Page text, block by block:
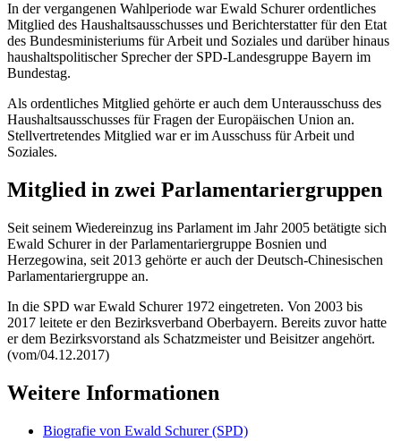
In der vergangenen Wahlperiode war Ewald Schurer ordentliches
Mitglied des Haushaltsausschusses und Berichterstatter für den Etat
des Bundesministeriums für Arbeit und Soziales und darüber hinaus
haushaltspolitischer Sprecher der SPD-Landesgruppe Bayern im
Bundestag.
Als ordentliches Mitglied gehörte er auch dem Unterausschuss des
Haushaltsausschusses für Fragen der Europäischen Union an.
Stellvertretendes Mitglied war er im Ausschuss für Arbeit und
Soziales.
Mitglied in zwei Parlamentariergruppen
Seit seinem Wiedereinzug ins Parlament im Jahr 2005 betätigte sich
Ewald Schurer in der Parlamentariergruppe Bosnien und
Herzegowina, seit 2013 gehörte er auch der Deutsch-Chinesischen
Parlamentariergruppe an.
In die SPD war Ewald Schurer 1972 eingetreten. Von 2003 bis
2017 leitete er den Bezirksverband Oberbayern. Bereits zuvor hatte
er dem Bezirksvorstand als Schatzmeister und Beisitzer angehört.
(vom/04.12.2017)
Weitere Informationen
Biografie von Ewald Schurer (SPD)